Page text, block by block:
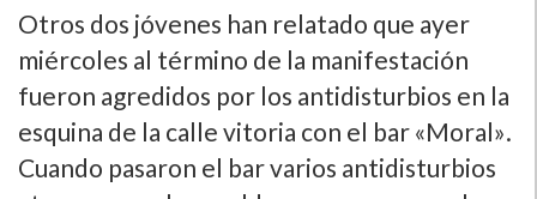
Otros dos jóvenes han relatado que ayer
miércoles al término de la manifestación
fueron agredidos por los antidisturbios en la
esquina de la calle vitoria con el bar «Moral».
Cuando pasaron el bar varios antidisturbios